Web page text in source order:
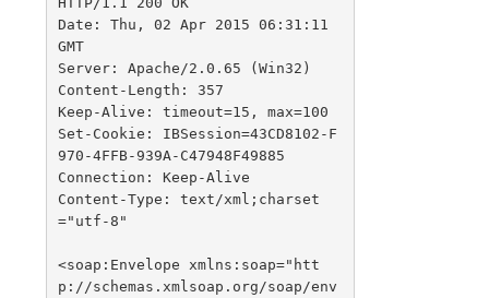
Date: Thu, 02 Apr 2015 06:31:11
GMT
Server: Apache/2.0.65 (Win32)
Content-Length: 357
Keep-Alive: timeout=15, max=100
Set-Cookie: IBSession=43CD8102-F
970-4FFB-939A-C47948F49885
Connection: Keep-Alive
Content-Type: text/xml;charset
="utf-8"
<soap:Envelope xmlns:soap="htt
p://schemas.xmlsoap.org/soap/env